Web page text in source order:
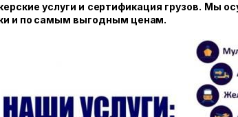
услуги и сертификация грузов. Мы
и по самым выгодным ценам.